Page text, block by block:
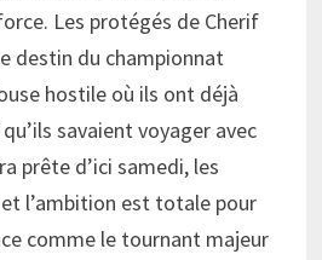
Les protégés de Cherif
destin du championnat
hostile où ils ont déjà
savaient voyager avec
prête d’ici samedi, les
l’ambition est totale pour
comme le tournant majeur